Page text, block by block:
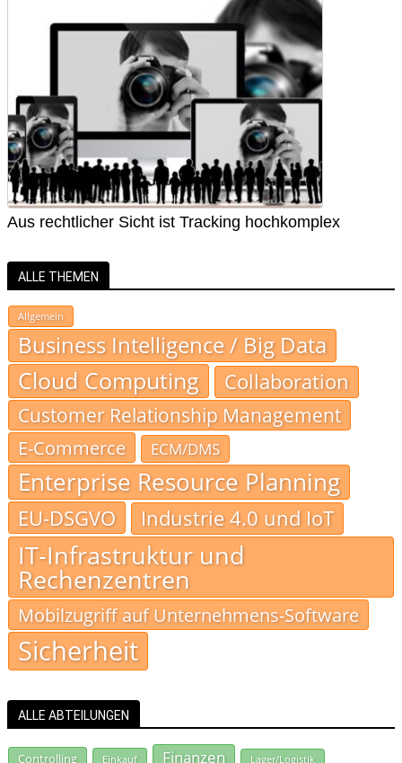
Aus rechtlicher Sicht ist Tracking hochkomplex
ALLE THEMEN
Allgemein
Business Intelligence / Big Data
Cloud Computing Collaboration
Customer Relationship Management
E-Commerce
ECM/DMS
Enterprise Resource Planning
EU-DSGVO Industrie 4.0 und IoT
IT-Infrastruktur und
Rechenzentren
Mobilzugriff auf Unternehmens-Software
Sicherheit
ALLE ABTEILUNGEN
Controlling Einkauf Finanzen Lager/Logistik